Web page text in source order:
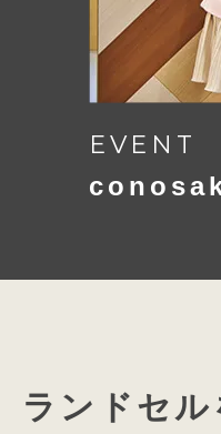
pastime 専
オリジナ
pastime 専用
IC カードにも
フィールド
入り
EVENT
ランドセル